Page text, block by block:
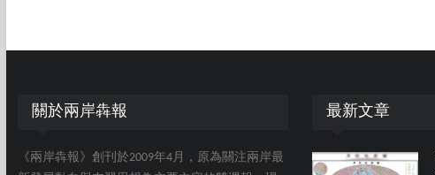
關於兩岸犇報
《兩岸犇報》創刊於2009年4月，原為關注兩岸最
最新文章